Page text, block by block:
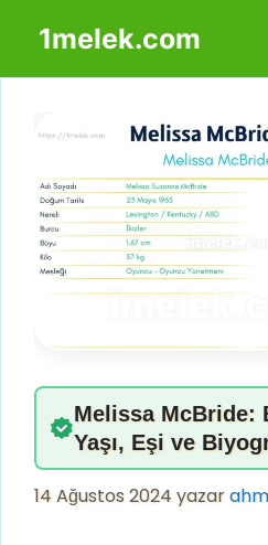
1melek.com
Melissa McBride:
Yaşı, Eşi ve
14 Ağustos 2024yazar